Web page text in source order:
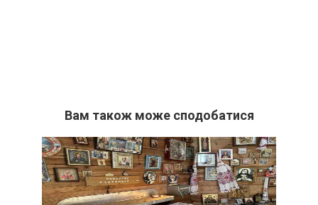
Вам також може сподобатися